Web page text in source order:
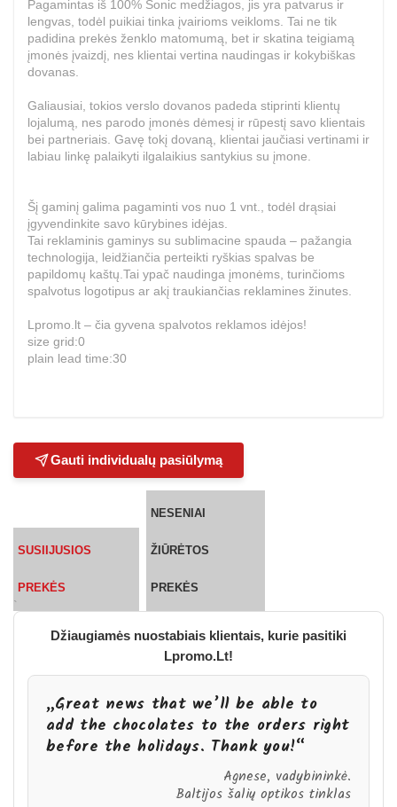
Pagamintas iš 100% Sonic medžiagos, jis yra patvarus ir
lengvas, todėl puikiai tinka įvairioms veikloms. Tai ne tik
padidina prekės ženklo matomumą, bet ir skatina teigiamą
įmonės įvaizdį, nes klientai vertina naudingas ir kokybiškas
dovanas.
Galiausiai, tokios verslo dovanos padeda stiprinti klientų
lojalumą, nes parodo įmonės dėmesį ir rūpestį savo klientais
bei partneriais. Gavę tokį dovaną, klientai jaučiasi vertinami ir
labiau linkę palaikyti ilgalaikius santykius su įmone.
Šį gaminį galima pagaminti vos nuo 1 vnt., todėl drąsiai
įgyvendinkite savo kūrybines idėjas.
Tai reklaminis gaminys su sublimacine spauda – pažangia
technologija, leidžiančia perteikti ryškias spalvas be
papildomų kaštų.Tai ypač naudinga įmonėms, turinčioms
spalvotus logotipus ar akį traukiančias reklamines žinutes.
Lpromo.lt – čia gyvena spalvotos reklamos idėjos!
size grid:0
plain lead time:30
Gauti individualų pasiūlymą
SUSIIJUSIOS
PREKĖS
NESENIAI
ŽIŪRĖTOS
PREKĖS
`
Džiaugiamės nuostabiais klientais, kurie pasitiki
Lpromo.Lt!
„Great news that we’ll be able to
add the chocolates to the orders right
before the holidays. Thank you!“
Agnese, vadybininkė.
Baltijos šalių optikos tinklas